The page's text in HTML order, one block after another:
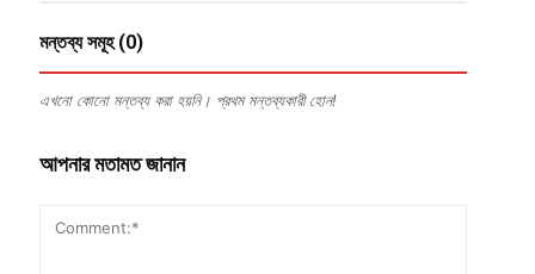
মন্তব্য সমূহ (0)
এখনো কোনো মন্তব্য করা হয়নি। প্রথম মন্তব্যকারী হোন!
আপনার মতামত জানান